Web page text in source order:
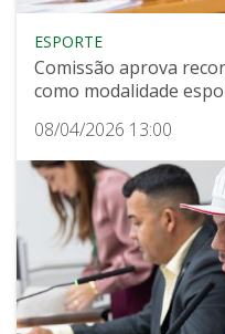
ESPORTE
Comissão aprova
como modalidade
08/04/2026 13:00